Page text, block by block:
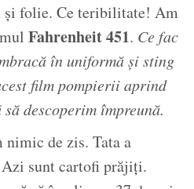
și folie. Ce teribilitate! Am
Fahrenheit 451. Ce fac
în uniformă și sting
film pompierii aprind
descoperim împreună.
nimic de zis. Tata a
sunt cartofi prăjiți.